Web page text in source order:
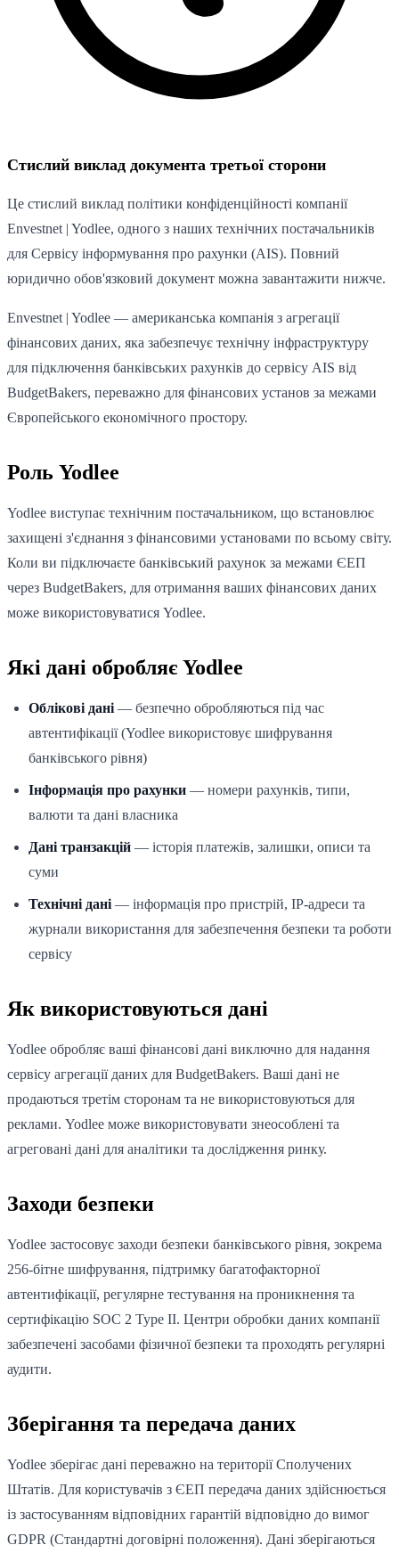
Стислий виклад документа третьої сторони
Це стислий виклад політики конфіденційності компанії
Envestnet | Yodlee, одного з наших технічних постачальників
для Сервісу інформування про рахунки (AIS). Повний
юридично обов'язковий документ можна завантажити нижче.
Envestnet | Yodlee — американська компанія з агрегації
фінансових даних, яка забезпечує технічну інфраструктуру
для підключення банківських рахунків до сервісу AIS від
BudgetBakers, переважно для фінансових установ за межами
Європейського економічного простору.
Роль Yodlee
Yodlee виступає технічним постачальником, що встановлює
захищені з'єднання з фінансовими установами по всьому світу.
Коли ви підключаєте банківський рахунок за межами ЄЕП
через BudgetBakers, для отримання ваших фінансових даних
може використовуватися Yodlee.
Які дані обробляє Yodlee
Облікові дані — безпечно обробляються під час
автентифікації (Yodlee використовує шифрування
банківського рівня)
Інформація про рахунки — номери рахунків, типи,
валюти та дані власника
Дані транзакцій — історія платежів, залишки, описи та
суми
Технічні дані — інформація про пристрій, IP-адреси та
журнали використання для забезпечення безпеки та роботи
сервісу
Як використовуються дані
Yodlee обробляє ваші фінансові дані виключно для надання
сервісу агрегації даних для BudgetBakers. Ваші дані не
продаються третім сторонам та не використовуються для
реклами. Yodlee може використовувати знеособлені та
агреговані дані для аналітики та дослідження ринку.
Заходи безпеки
Yodlee застосовує заходи безпеки банківського рівня, зокрема
256-бітне шифрування, підтримку багатофакторної
автентифікації, регулярне тестування на проникнення та
сертифікацію SOC 2 Type II. Центри обробки даних компанії
забезпечені засобами фізичної безпеки та проходять регулярні
аудити.
Зберігання та передача даних
Yodlee зберігає дані переважно на території Сполучених
Штатів. Для користувачів з ЄЕП передача даних здійснюється
із застосуванням відповідних гарантій відповідно до вимог
GDPR (Стандартні договірні положення). Дані зберігаються